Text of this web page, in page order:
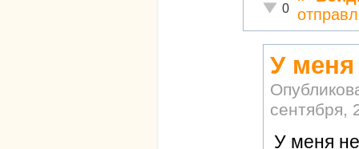
Неадекватно!
0
У меня
сентября,
У меня